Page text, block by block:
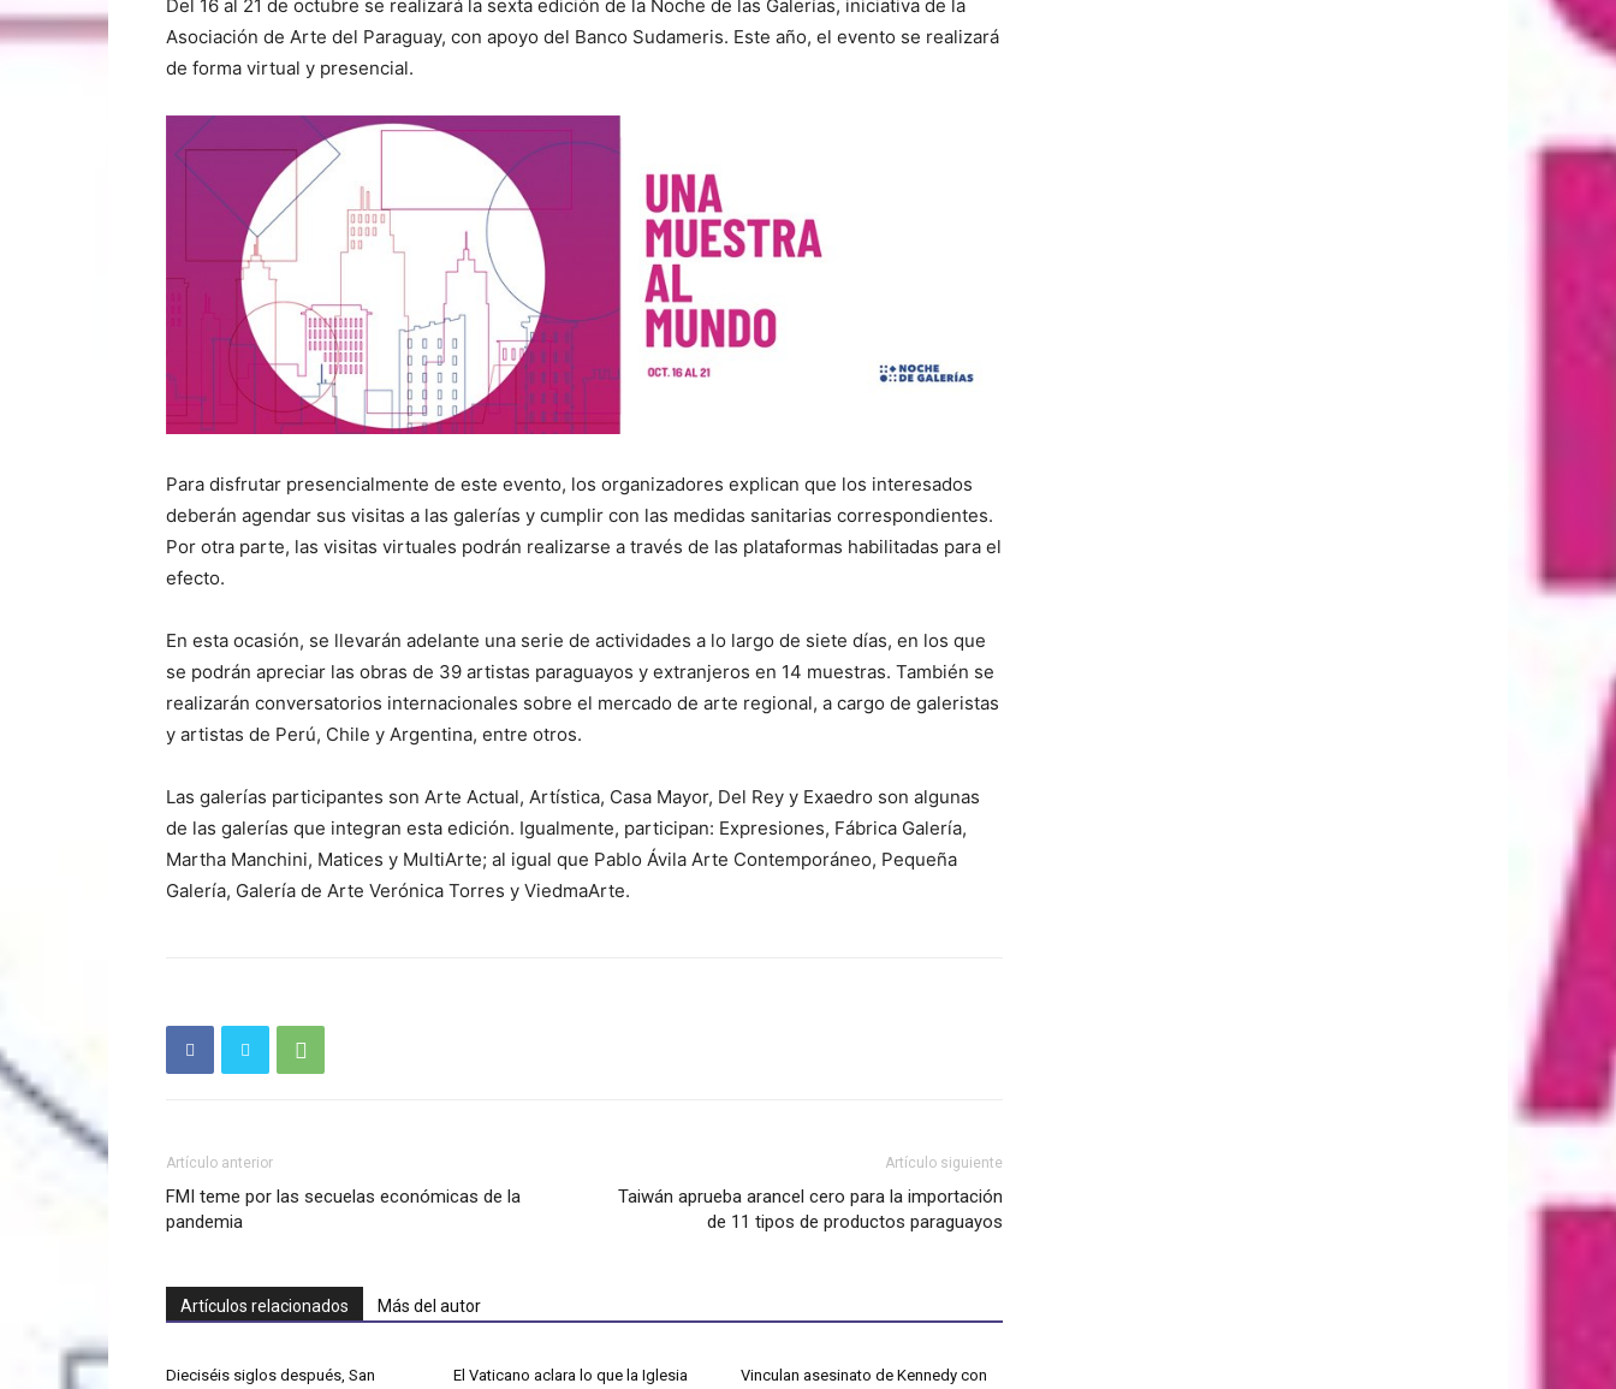
Del 16 al 21 de octubre se realizará la sexta edición de la Noche de las Galerías, iniciativa de la
Asociación de Arte del Paraguay, con apoyo del Banco Sudameris. Este año, el evento se realizará
de forma virtual y presencial.
Para disfrutar presencialmente de este evento, los organizadores explican que los interesados
deberán agendar sus visitas a las galerías y cumplir con las medidas sanitarias correspondientes.
Por otra parte, las visitas virtuales podrán realizarse a través de las plataformas habilitadas para el
efecto.
En esta ocasión, se llevarán adelante una serie de actividades a lo largo de siete días, en los que
se podrán apreciar las obras de 39 artistas paraguayos y extranjeros en 14 muestras. También se
realizarán conversatorios internacionales sobre el mercado de arte regional, a cargo de galeristas
y artistas de Perú, Chile y Argentina, entre otros.
Las galerías participantes son Arte Actual, Artística, Casa Mayor, Del Rey y Exaedro son algunas
de las galerías que integran esta edición. Igualmente, participan: Expresiones, Fábrica Galería,
Martha Manchini, Matices y MultiArte; al igual que Pablo Ávila Arte Contemporáneo, Pequeña
Galería, Galería de Arte Verónica Torres y ViedmaArte.
Artículo anterior
FMI teme por las secuelas económicas de la
pandemia
Artículo siguiente
Taiwán aprueba arancel cero para la importación
de 11 tipos de productos paraguayos
Artículos relacionados Más del autor
Dieciséis siglos después, San
El Vaticano aclara lo que la Iglesia
Vinculan asesinato de Kennedy con